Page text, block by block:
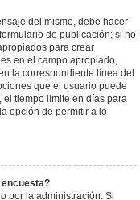
del mismo, debe hacer
de publicación; si no
para crear
en el campo apropiado,
la correspondiente línea del
que el usuario puede
tiempo límite en días para
opción de permitir a lo
encuesta?
por la administración. Si